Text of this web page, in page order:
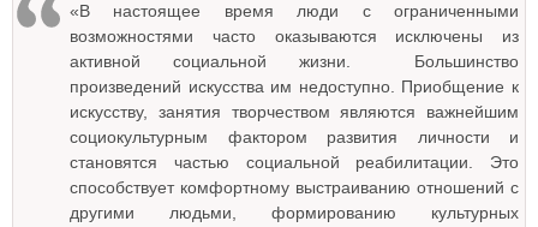
«В настоящее время люди с ограниченными
возможностями часто оказываются исключены из
активной социальной жизни. Большинство
произведений искусства им недоступно. Приобщение к
искусству, занятия творчеством являются важнейшим
социокультурным фактором развития личности и
становятся частью социальной реабилитации. Это
способствует комфортному выстраиванию отношений с
другими людьми, формированию культурных